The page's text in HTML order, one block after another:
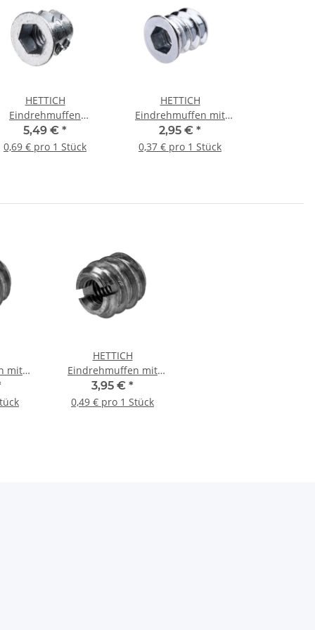
HETTICH
Eindrehmuffen
M6/10mm, 8 Stück
5,49 € *
0,69 € pro 1 Stück
HETTICH
Eindrehmuffen mit
Innengewinde, M5, Ø
5mm, Zinkdruckguss,
2,95 € *
0,37 € pro 1 Stück
mit
Ø6
HETTICH
Eindrehmuffen mit
Innengewinde, M6, Ø6
mm, Stahl roh, 8 Stück
3,95 € *
0,49 € pro 1 Stück